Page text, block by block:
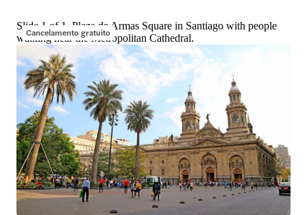
Cancelamento gratuito
Slide 1 of 1, Plaza de Armas Square in Santiago with people
walking near the Metropolitan Cathedral.